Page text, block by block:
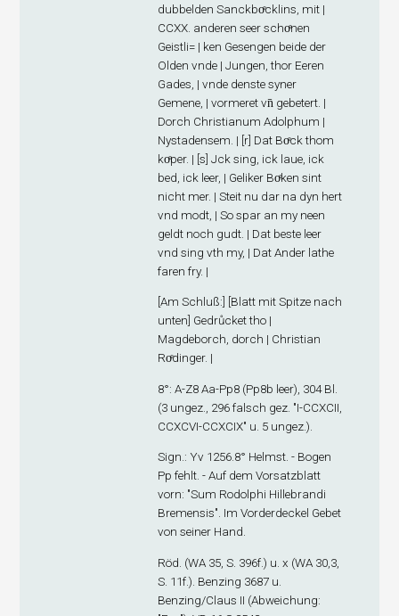
dubbelden Sanckboͤcklins, mit |
CCXX. anderen seer schoͤnen
Geistli= | ken Gesengen beide der
Olden vnde | Jungen, thor Eeren
Gades, | vnde denste syner
Gemene, | vormeret vn̄ gebetert. |
Dorch Christianum Adolphum |
Nystadensem. | [r] Dat Boͤck thom
koͤper. | [s] Jck sing, ick laue, ick
bed, ick leer, | Geliker Boͤken sint
nicht mer. | Steit nu dar na dyn hert
vnd modt, | So spar an my neen
geldt noch gudt. | Dat beste leer
vnd sing vth my, | Dat Ander lathe
faren fry. |
[Am Schluß:] [Blatt mit Spitze nach
unten] Gedrůcket tho |
Magdeborch, dorch | Christian
Roͤdinger. |
8°: A-Z8Aa-Pp8 (Pp8b leer), 304 Bl.
(3 ungez., 296 falsch gez. "I-CCXCII,
CCXCVI-CCXCIX" u. 5 ungez.).
Sign.: Yv 1256.8° Helmst. - Bogen
Pp fehlt. - Auf dem Vorsatzblatt
vorn: "Sum Rodolphi Hillebrandi
Bremensis". Im Vorderdeckel Gebet
von seiner Hand.
Röd. (WA 35, S. 396f.) u. x (WA 30,3,
S. 11f.). Benzing 3687 u.
Benzing/Claus II (Abweichung: